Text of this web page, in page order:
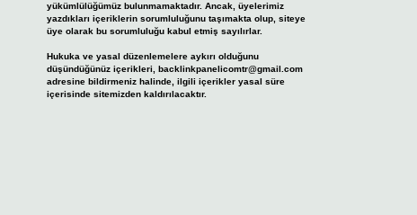
yükümlülüğümüz bulunmamaktadır. Ancak, üyelerimiz
yazdıkları içeriklerin sorumluluğunu taşımakta olup, siteye
üye olarak bu sorumluluğu kabul etmiş sayılırlar.
Hukuka ve yasal düzenlemelere aykırı olduğunu
düşündüğünüz içerikleri, backlinkpanelicomtr@gmail.com
adresine bildirmeniz halinde, ilgili içerikler yasal süre
içerisinde sitemizden kaldırılacaktır.